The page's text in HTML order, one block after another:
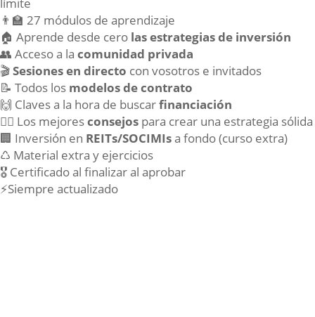
límite
👨‍🏫 27 módulos de aprendizaje
🏠 Aprende desde cero las estrategias de inversión
👥 Acceso a la comunidad privada
🎬Sesiones en directo con vosotros e invitados
📝 Todos los modelos de contrato
🙌 Claves a la hora de buscarfinanciación
💁‍♂️ Los mejoresconsejos para crear una estrategia sólida
🏢 Inversión en REITs/SOCIMIsa fondo (curso extra)
♺ Material extra y ejercicios
🎖 Certificado al finalizar al aprobar
⚡️Siempre actualizado